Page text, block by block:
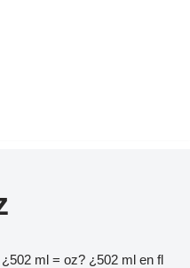
ml = oz? ¿502 ml en fl